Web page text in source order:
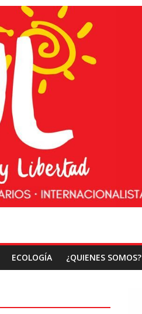
ECOLOGÍA ¿QUIENES SOMOS?